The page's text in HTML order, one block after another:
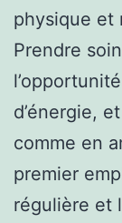
physique et
Prendre
d’énergie,
comme en
premier
régulière et